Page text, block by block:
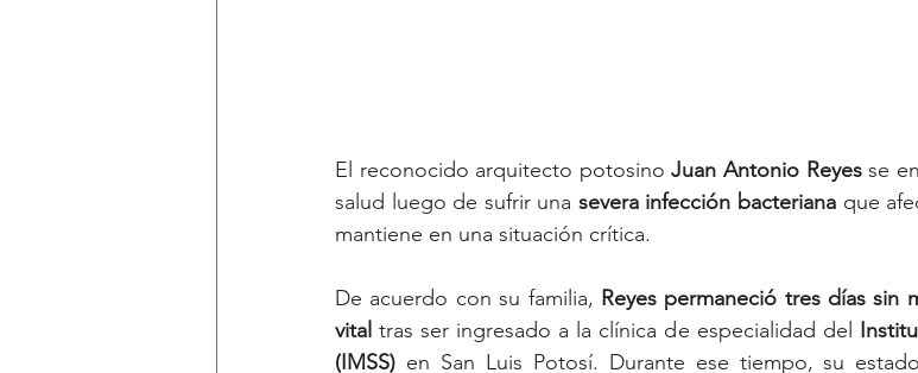
El reconocido arquitecto potosino Juan Antonio Reyes se
salud luego de sufrir una severa infección bacteriana que
mantiene en una situación crítica.
De acuerdo con su familia, Reyes permaneció tres días sin
vital tras ser ingresado a la clínica de especialidad del
(IMSS) en San Luis Potosí. Durante ese tiempo, su